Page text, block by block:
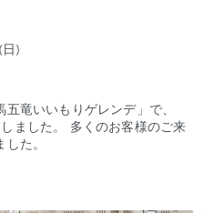
)
竜いいもりゲレンデ」で、
ました。 多くのお客様のご来
た。